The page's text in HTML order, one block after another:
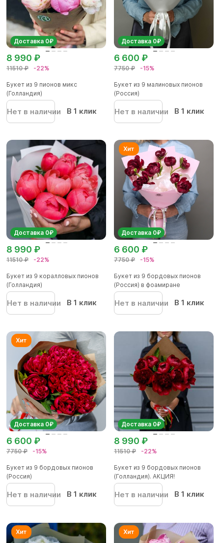
Доставка 0₽
11510 ₽ -22%
8 990 ₽
Букет из 9 пионов микс
(Голландия)
Нет в наличии В 1 клик
Доставка 0₽
7750 ₽ -15%
6 600 ₽
Букет из 9 малиновых пионов
(Россия)
Нет в наличии В 1 клик
Доставка 0₽
11510 ₽ -22%
8 990 ₽
Букет из 9 коралловых пионов
(Голландия)
Нет в наличии В 1 клик
Доставка 0₽
7750 ₽ -15%
6 600 ₽
Букет из 9 бордовых пионов
(Россия) в фоамиране
Нет в наличии В 1 клик
Доставка 0₽
7750 ₽ -15%
6 600 ₽
Букет из 9 бордовых пионов
(Россия)
Нет в наличии В 1 клик
Доставка 0₽
11510 ₽ -22%
8 990 ₽
Букет из 9 бордовых пионов
(Голландия). АКЦИЯ!
Нет в наличии В 1 клик